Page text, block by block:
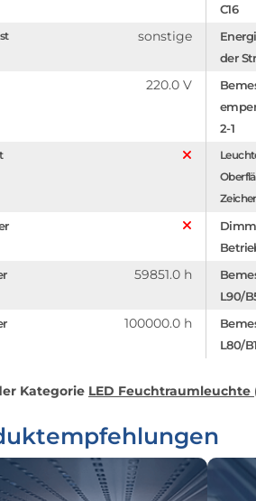
C16
sonstige
der
220.0 V
2-1
59851.0 h
L90/
100000.0 h
L80/
Kategorie LED Feuchtraumleuchte